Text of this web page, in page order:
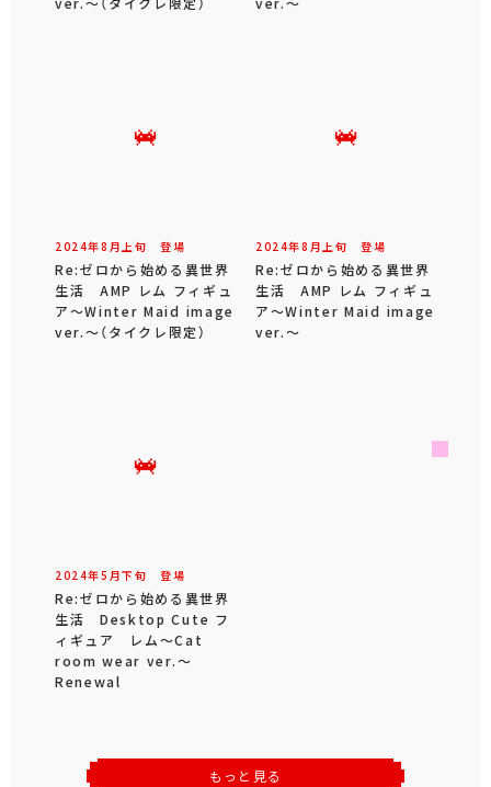
2024年8 月 上旬 登場
Re:ゼロから始める異世界
生活 AMP レム フィギュ
ア～Winter Maid image
ver.～（タイクレ限定）
2024年8 月 上旬 登場
Re:ゼロから始める異世界
生活 AMP レム フィギュ
ア～Winter Maid image
ver.～
2024年5 月下旬 登場
Re:ゼロから始める異世界
生活 Desktop Cute フ
ィギュア レム～Cat
room wear ver.～
Renewal
もっと見る